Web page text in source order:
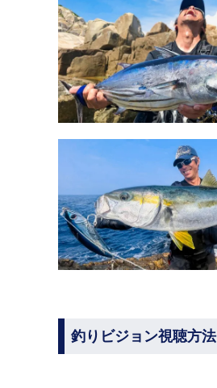
釣りビジョン視聴方法